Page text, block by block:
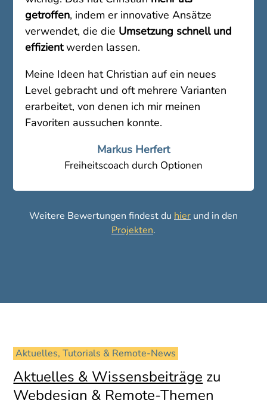
getroffen, indem er innovative Ansätze
verwendet, die die Umsetzung schnell und
effizientwerden lassen.
Meine Ideen hat Christian auf ein neues
Level gebracht und oft mehrere Varianten
erarbeitet, von denen ich mir meinen
Favoriten aussuchen konnte.
Markus Herfert
Freiheitscoach durch Optionen
Weitere Bewertungen findest du hier und in den
Projekten.
Aktuelles, Tutorials & Remote-News
Aktuelles & Wissensbeiträge zu
Webdesign & Remote-Themen